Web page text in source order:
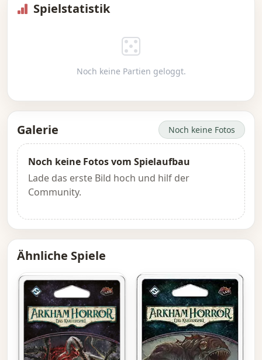
Spielstatistik
Noch keine Partien geloggt.
Galerie Noch keine Fotos
Noch keine Fotos vom Spielaufbau
Lade das erste Bild hoch und hilf der
Community.
Ähnliche Spiele